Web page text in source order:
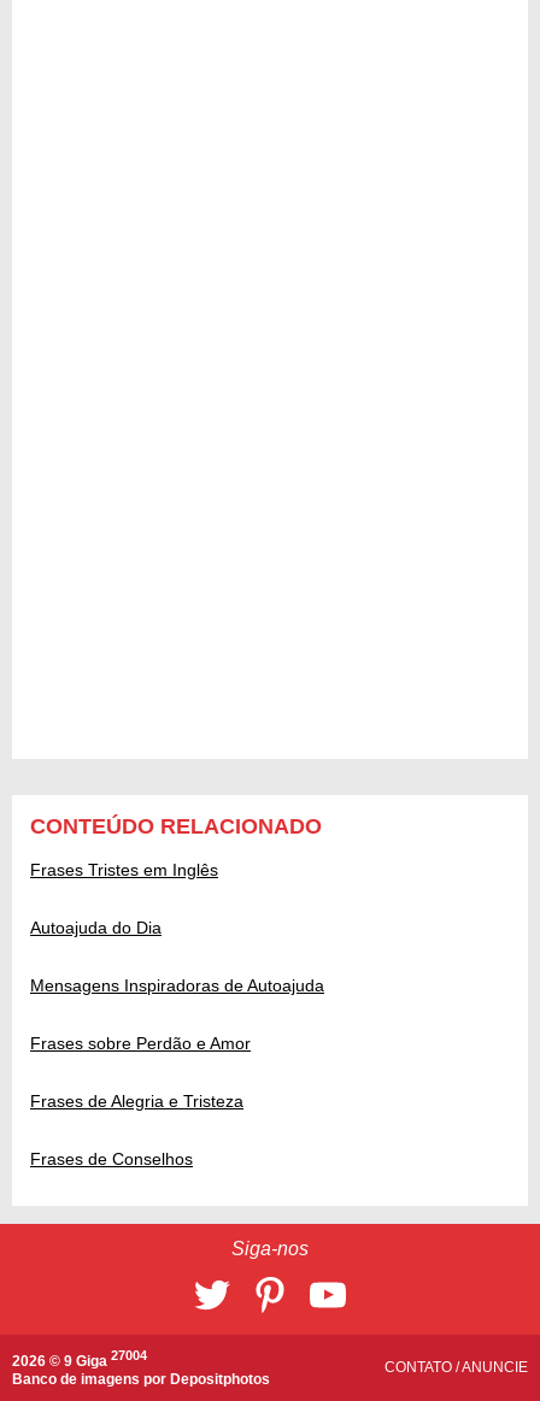
CONTEÚDO RELACIONADO
Frases Tristes em Inglês
Autoajuda do Dia
Mensagens Inspiradoras de Autoajuda
Frases sobre Perdão e Amor
Frases de Alegria e Tristeza
Frases de Conselhos
Siga-nos
2026 © 9 Giga 27004
Banco de imagens por Depositphotos
CONTATO /ANUNCIE